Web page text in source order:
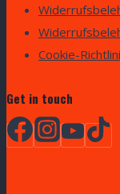
Cookie-
Get in touch